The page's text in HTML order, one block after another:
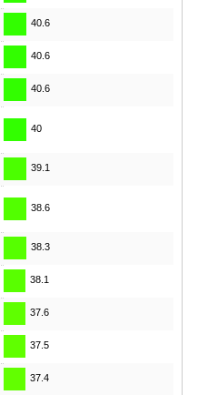
40.6
40.6
40.6
40
39.1
38.6
38.3
38.1
37.6
37.5
37.4